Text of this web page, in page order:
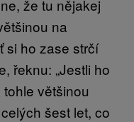
že tu nějakej
na
si ho zase strčí
řeknu: „Jestli ho
většinou
šest let, co